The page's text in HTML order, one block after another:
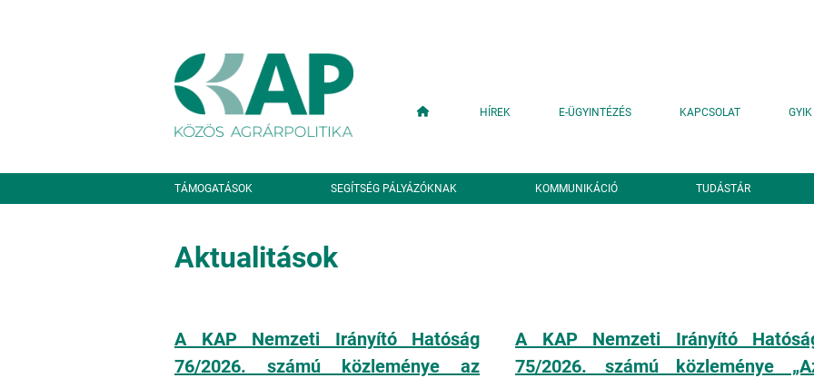
Fő navigáció
HÍREK E-ÜGYINTÉZÉS KAPCSOLAT GYIK
Másodlagos navigáció
TÁMOGATÁSOK SEGÍTSÉG PÁLYÁZÓKNAK KOMMUNIKÁCIÓ TUDÁSTÁR
Aktualitások
A KAP Nemzeti Irányító Hatóság
76/2026. számú közleménye az
A KAP Nemzeti Irányító
75/2026. számú közleménye